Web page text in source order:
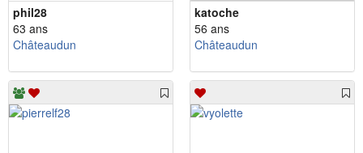
phil28
63 ans
Châteaudun
katoche
56 ans
Châteaudun